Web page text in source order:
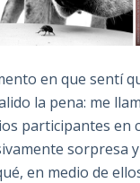
en que sentí
la pena: me
participantes en
sorpresa
en medio de